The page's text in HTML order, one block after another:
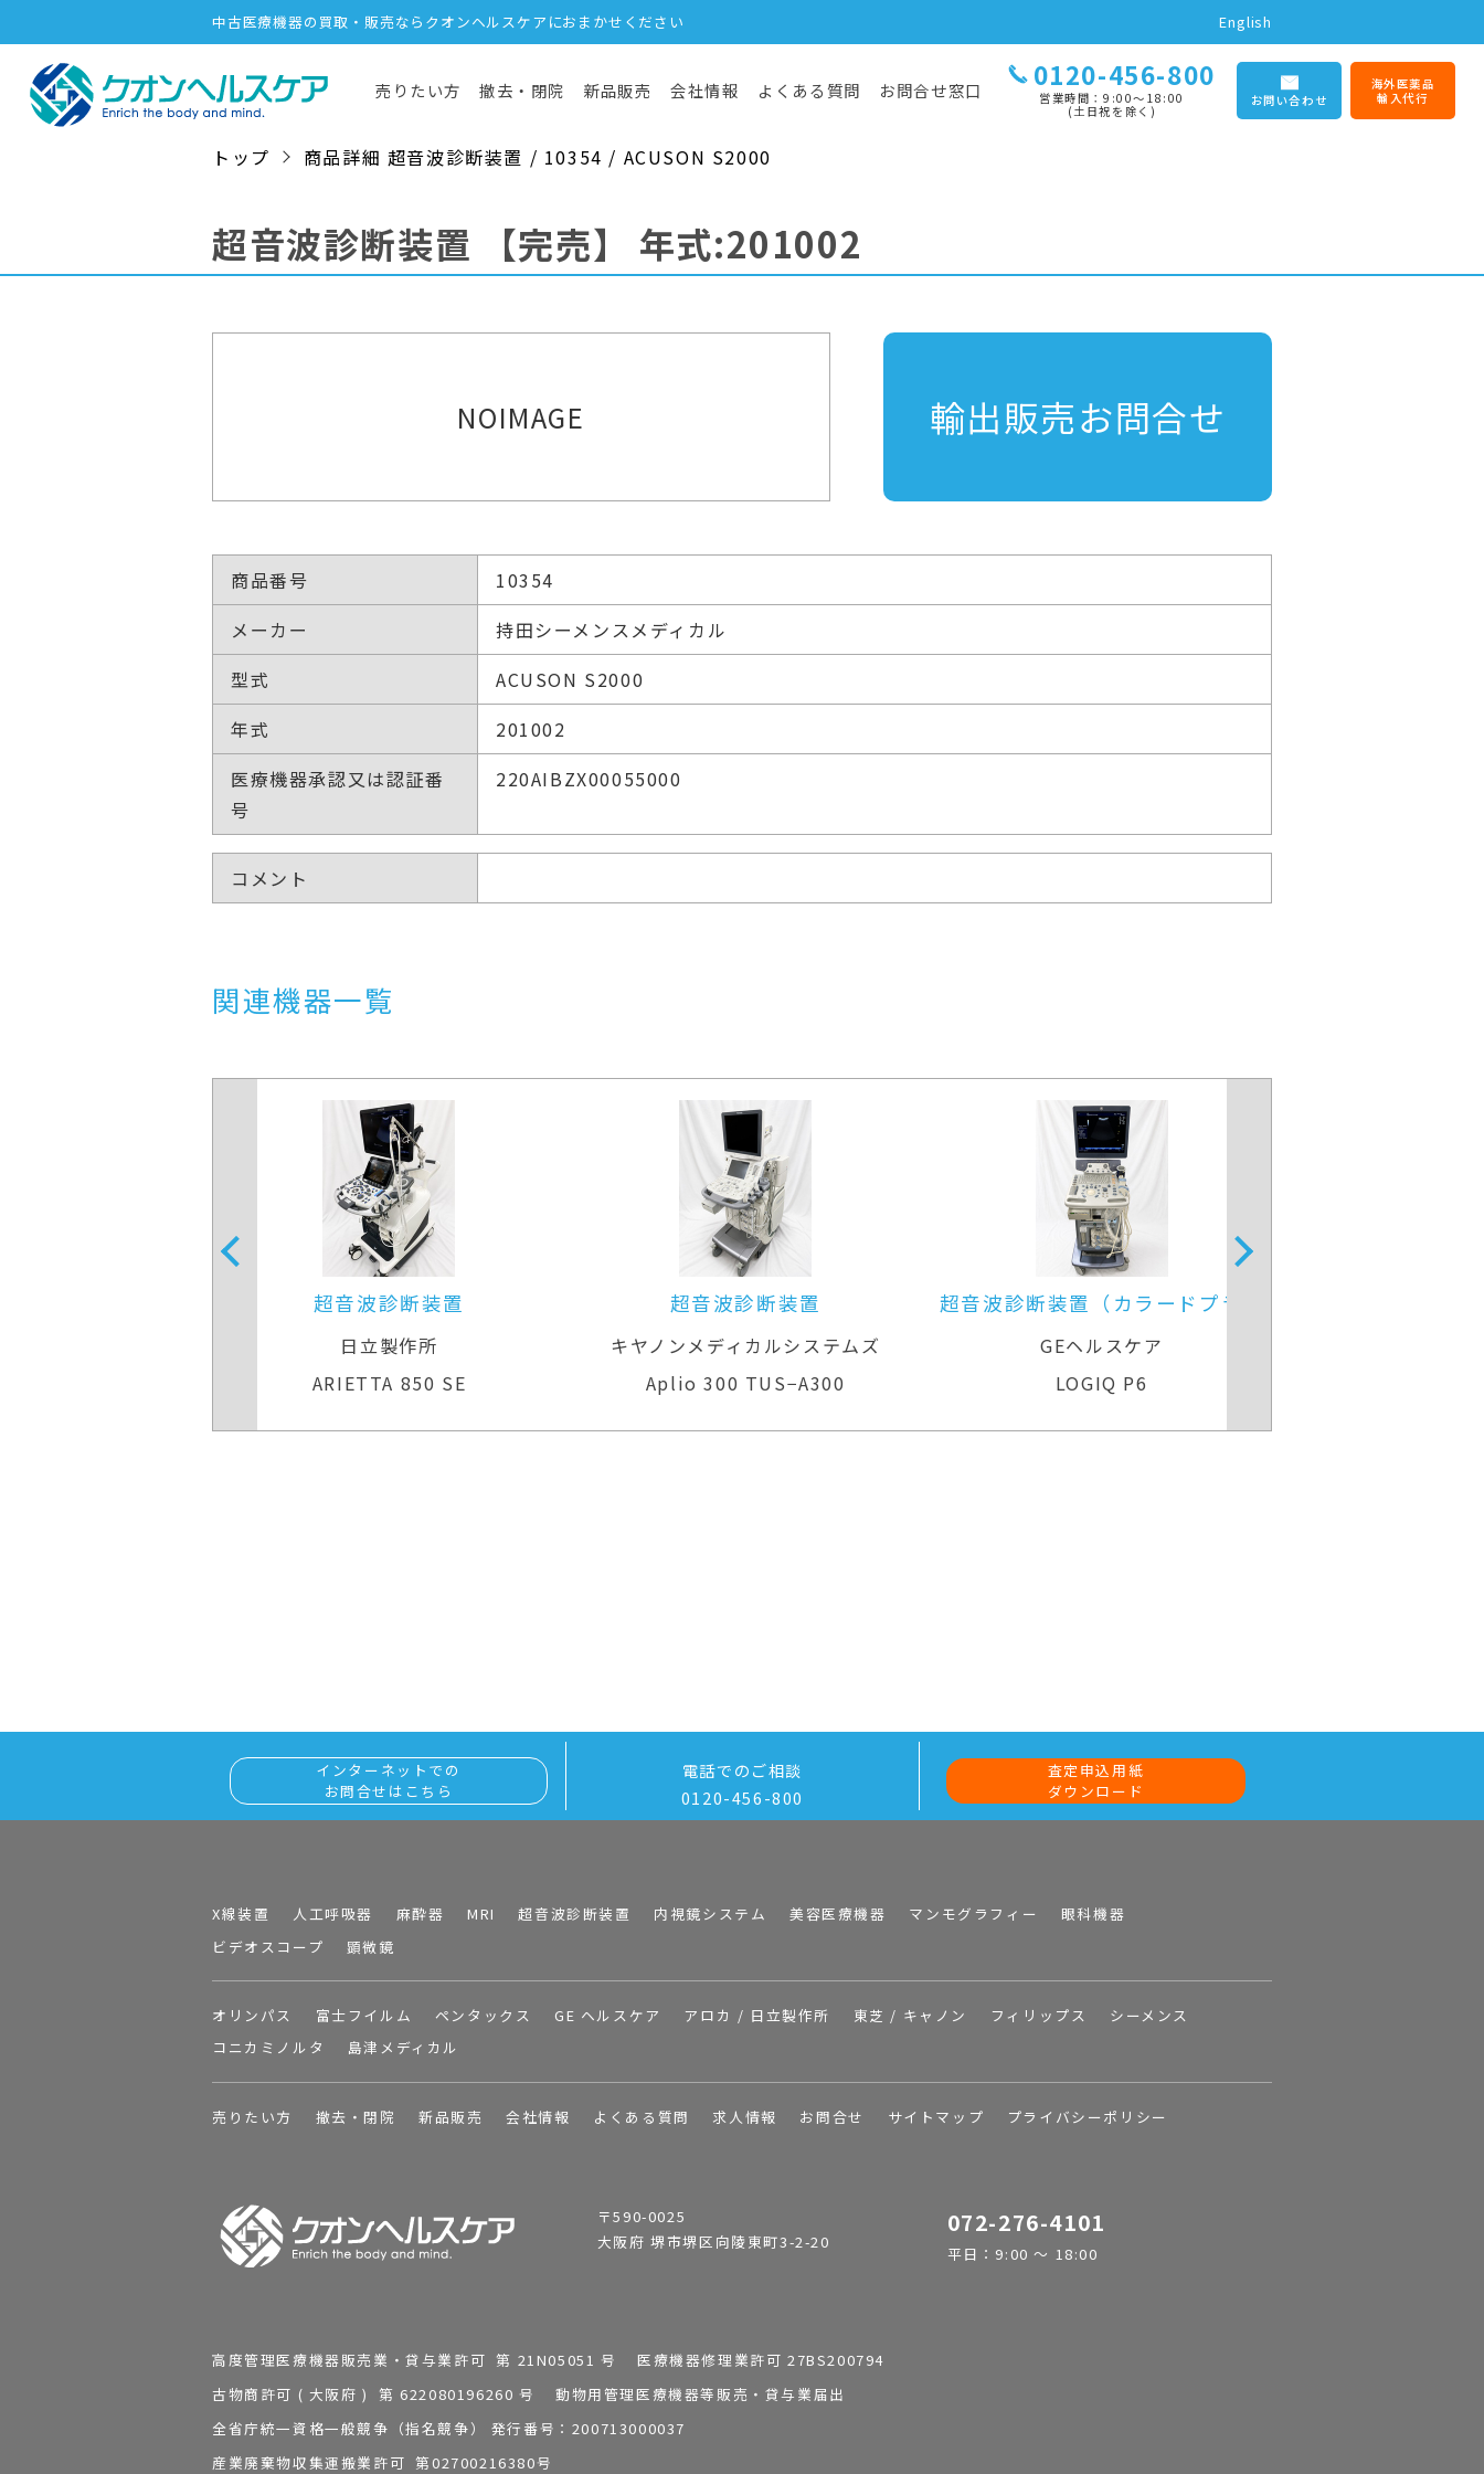
中古医療機器の買取・販売ならクオンヘルスケアにおまかせください English
売りたい方 撤去・閉院 新品販売 会社情報 よくある質問 お問合せ窓口 0120-456-800
営業時間：9:00〜18:00
(土日祝を除く)
お問い合わせ
海外医薬品
輸入代行
トップ 商品詳細 超音波診断装置 / 10354 / ACUSON S2000
超音波診断装置 【完売】 年式:201002
NOIMAGE 輸出販売お問合せ
商品番号
10354
メーカー
持田シーメンスメディカル
型式
ACUSON S2000
年式
201002
医療機器承認又は認証番
号
220AIBZX00055000
コメント
関連機器一覧
超音波診断装置
日立製作所
ARIETTA 850 SE
超音波診断装置
キヤノンメディカルシステムズ
Aplio 300 TUS−A300
超音波診断装置（カラードプラ）
GEヘルスケア
LOGIQ P6
インターネットでの
お問合せはこちら
電話でのご相談
0120-456-800
査定申込用紙
ダウンロード
X線装置 人工呼吸器 麻酔器 MRI 超音波診断装置 内視鏡システム 美容医療機器 マンモグラフィー
眼科機器
ビデオスコープ
顕微鏡
オリンパス 富士フイルム ペンタックス GE ヘルスケア アロカ / 日立製作所 東芝 / キャノン フィリップス
シーメンス
コニカミノルタ
島津メディカル
売りたい方 撤去・閉院 新品販売 会社情報 よくある質問 求人情報 お問合せ サイトマップ プライバシーポリシー
〒590-0025
大阪府 堺市堺区向陵東町3-2-20
072-276-4101
平日：9:00 ～ 18:00
高度管理医療機器販売業・貸与業許可 第 21N05051 号 医療機器修理業許可 27BS200794
古物商許可 ( 大阪府 ) 第 622080196260 号 動物用管理医療機器等販売・貸与業届出
全省庁統一資格一般競争（指名競争） 発行番号：200713000037
産業廃棄物収集運搬業許可 第02700216380号